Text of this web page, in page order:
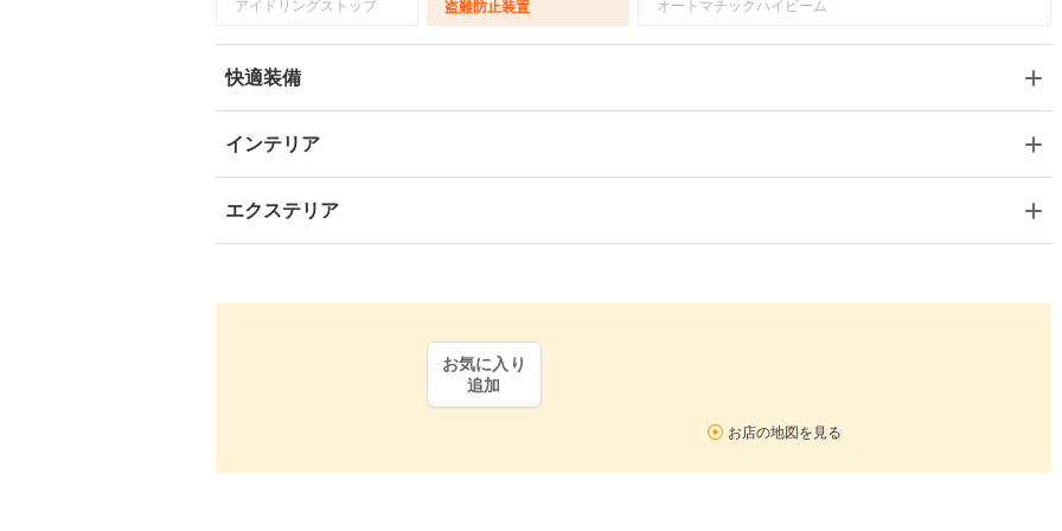
アイドリングストップ 盗難防止装置 オートマチックハイビーム
快適装備
インテリア
エクステリア
お気に入り
追加
お店の地図を見る